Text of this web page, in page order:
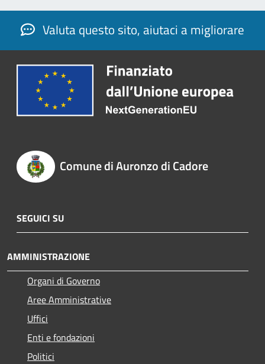
Valuta questo sito, aiutaci a migliorare
Comune di Auronzo di Cadore
SEGUICI SU
AMMINISTRAZIONE
Organi di Governo
Aree Amministrative
Uffici
Enti e fondazioni
Politici